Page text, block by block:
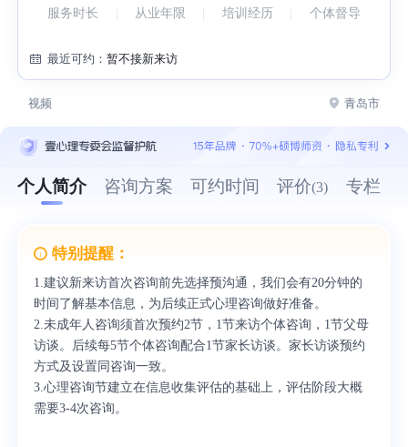
服务时长 从业年限 培训经历 个体督导
最近可约：暂不接新来访
视频 青岛市
个人简介 咨询方案 可约时间 评价(3) 专栏
特别提醒：
1.建议新来访首次咨询前先选择预沟通，我们会有20分钟的
时间了解基本信息，为后续正式心理咨询做好准备。
2.未成年人咨询须首次预约2节，1节来访个体咨询，1节父母
访谈。后续每5节个体咨询配合1节家长访谈。家长访谈预约
方式及设置同咨询一致。
3.心理咨询节建立在信息收集评估的基础上，评估阶段大概
需要3-4次咨询。